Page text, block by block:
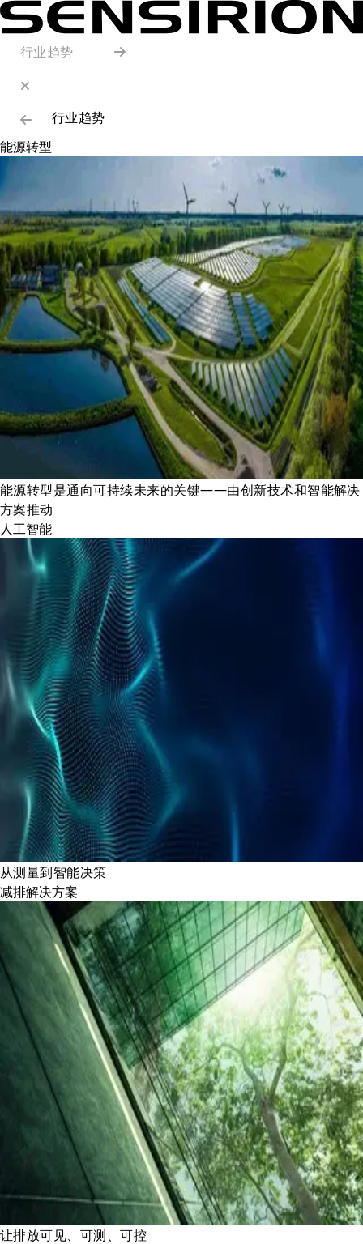
行业趋势
行业趋势
能源转型
能源转型是通向可持续未来的关键——由创新技术和智能解决
方案推动
人工智能
从测量到智能决策
减排解决方案
让排放可见、可测、可控